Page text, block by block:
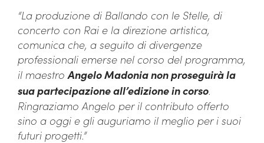
“La produzione di Ballando con le Stelle, di
concerto con Rai e la direzione artistica,
comunica che, a seguito di divergenze
professionali emerse nel corso del programma,
il maestroAngelo Madonia non proseguirà la
sua partecipazione all’edizione in corso.
Ringraziamo Angelo per il contributo offerto
sino a oggi e gli auguriamo il meglio per i suoi
futuri progetti.”